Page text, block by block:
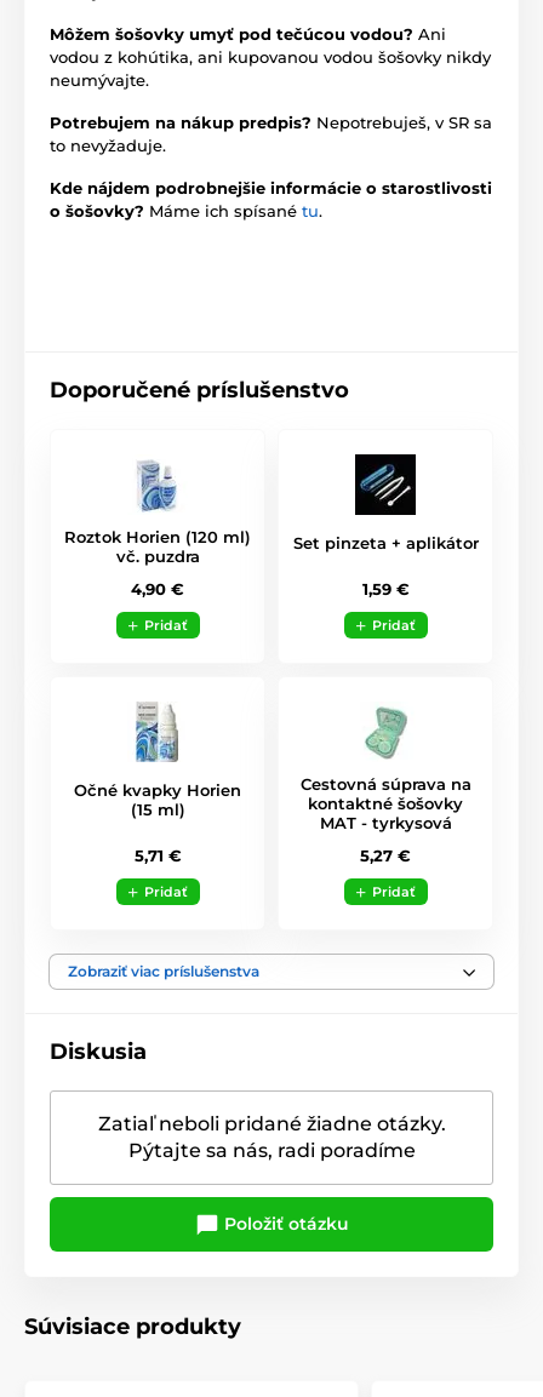
Môžem šošovky umyť pod tečúcou vodou? Ani
vodou z kohútika, ani kupovanou vodou šošovky nikdy
neumývajte.
Potrebujem na nákup predpis? Nepotrebuješ, v SR sa
to nevyžaduje.
Kde nájdem podrobnejšie informácie o starostlivosti
o šošovky? Máme ich spísané tu.
Doporučené príslušenstvo
Roztok Horien (120 ml)
vč. puzdra
4,90 €
Pridať
Set pinzeta + aplikátor
1,59 €
Pridať
Očné kvapky Horien
(15 ml)
5,71 €
Pridať
Cestovná súprava na
kontaktné šošovky
MAT - tyrkysová
5,27 €
Pridať
Zobraziť viac príslušenstva
Diskusia
Zatiaľ neboli pridané žiadne otázky.
Pýtajte sa nás, radi poradíme
Položiť otázku
Súvisiace produkty